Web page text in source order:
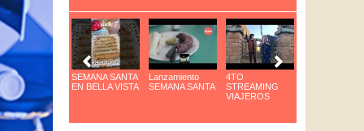
das Aves
Foz
SEMANA SANTA
EN BELLA VISTA
Lanzamiento
SEMANA SANTA
4TO
STREAMING
VIAJEROS